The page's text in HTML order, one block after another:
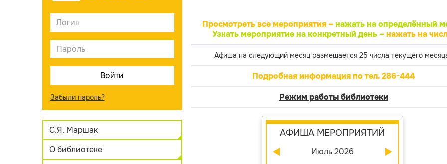
Забыли пароль?
С.Я. Маршак
О библиотеке
Просмотреть все мероприятия – нажать на определённый
Узнать мероприятие на конкретный день –нажать на
Афиша на следующий месяц размещается 25 числа текущего
Подробная информация по тел. 286-444
Режим работы библиотеки
АФИША МЕРОПРИЯТИЙ
Июль 2026